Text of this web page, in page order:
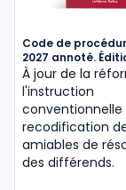
Code de
2027 annoté.
À jour de la
l'instruction
conventionnelle
recodification
amiables de
des différends.